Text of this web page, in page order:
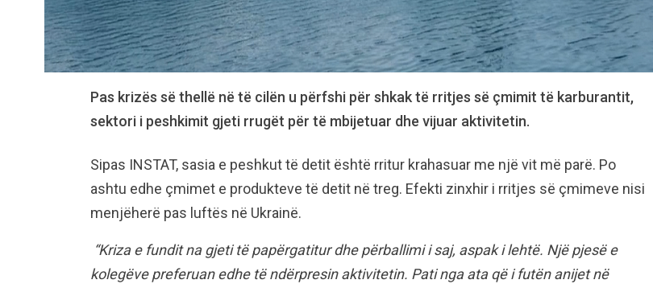
Pas krizës së thellë në të cilën u përfshi për shkak të rritjes së çmimit të karburantit,
sektori i peshkimit gjeti rrugët për të mbijetuar dhe vijuar aktivitetin.
Sipas INSTAT, sasia e peshkut të detit është rritur krahasuar me një vit më parë. Po
ashtu edhe çmimet e produkteve të detit në treg. Efekti zinxhir i rritjes së çmimeve nisi
menjëherë pas luftës në Ukrainë.
“Kriza e fundit na gjeti të papërgatitur dhe përballimi i saj, aspak i lehtë. Një pjesë e
kolegëve preferuan edhe të ndërpresin aktivitetin. Pati nga ata që i futën anijet në